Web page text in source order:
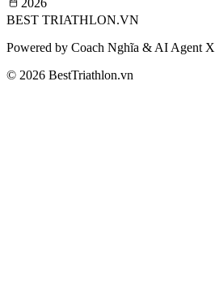
BEST TRIATHLON.VN
Powered by Coach Nghĩa & AI Agent X
© 2026 BestTriathlon.vn